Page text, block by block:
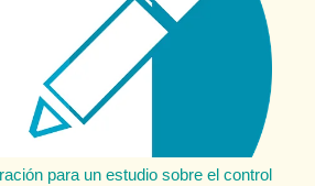
para un estudio sobre el control